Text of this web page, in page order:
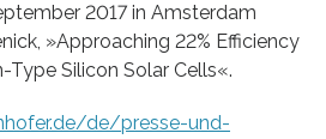
2017 in Amsterdam
»Approaching 22% Efficiency
Silicon Solar Cells«.
de/presse-und-